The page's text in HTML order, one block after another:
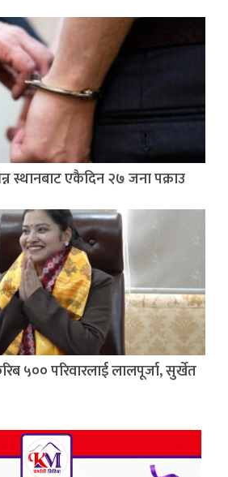
स्थानबाट एकैदिन २७ जना पक्राउ
५०० परिवारलाई लालपूर्जा, सुर्खेत